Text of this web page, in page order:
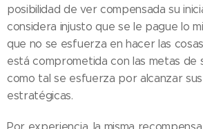
posibilidad de ver compensada su
considera injusto que se le pague lo
que no se esfuerza en hacer las
está comprometida con las metas de
como tal se esfuerza por alcanzar
estratégicas.